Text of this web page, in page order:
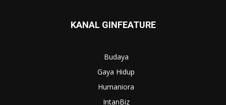
KANAL GINFEATURE
Budaya
Gaya Hidup
Humaniora
IntanBiz